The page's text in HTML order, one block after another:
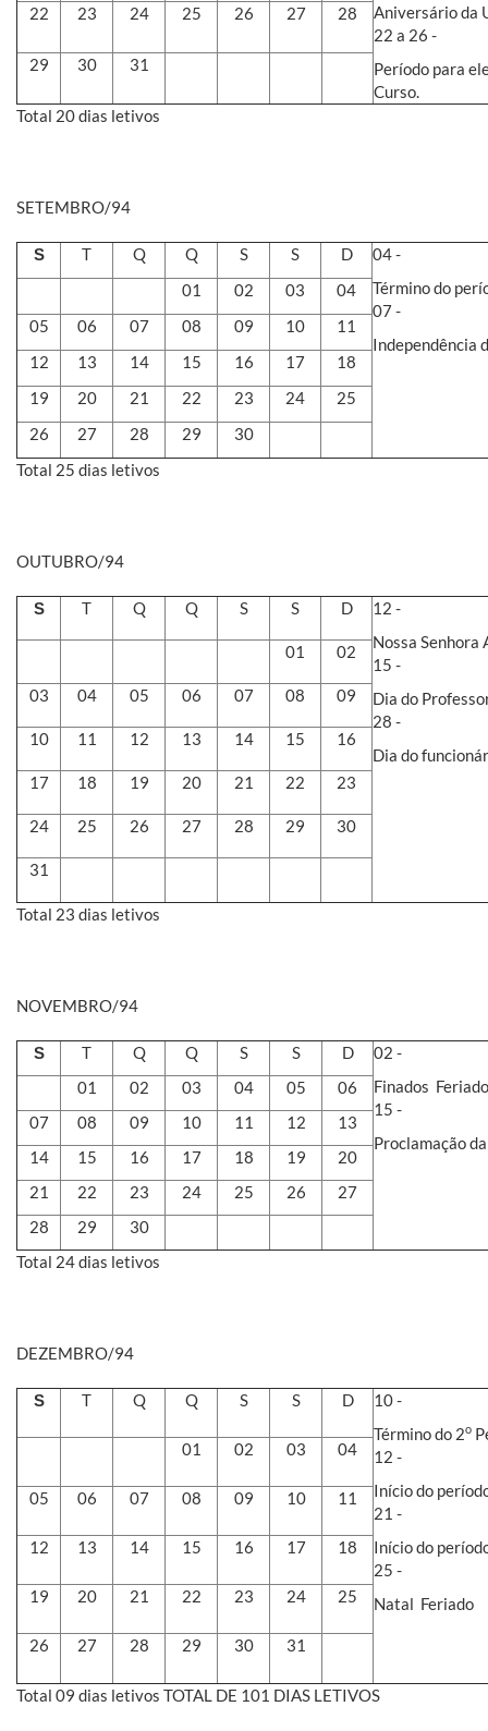
Aniversário da
22 a 26 -
Período para
Curso.
22 23 24 25 26 27 28
29 30 31
Total 20 dias letivos
SETEMBRO/94
S T Q Q S S D
04 -
Término do
07 -
Independência
01 02 03
04
05
06 07 08 09 10
11
12
13 14 15 16 17
18
19
20 21 22 23 24
25
26
27 28 29
30
Total 25 dias letivos
OUTUBRO/94
S T Q Q S S D
12 -
Nossa Senhora
15 -
Dia do
28 -
Dia do
01 02
03 04 05 06 07 08 09
10 11 12 13 14 15 16
17 18 19 20 21 22 23
24 25 26 27 28 29 30
31
Total 23 dias letivos
NOVEMBRO/94
S T Q Q S S D
02 -
Finados  Feriado
15 -
Proclamação
01 02 03 04 05
06
07
08 09 10 11 12
13
14
15 16 17 18 19
20
21
22 23 24 25 26
27
28
29
30
Total 24 dias letivos
DEZEMBRO/94
S T Q Q S S D
10 -
Término do 2o
12 -
Início do
21 -
Início do
25 -
Natal  Feriado
01 02 03 04
05 06 07 08 09 10 11
12 13 14 15 16 17 18
19 20 21 22 23 24 25
26 27 28 29 30 31
Total 09 dias letivos TOTAL DE 101 DIAS LETIVOS